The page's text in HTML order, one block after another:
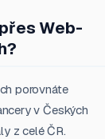
Web-
porovnáte
v Českých
z celé ČR.